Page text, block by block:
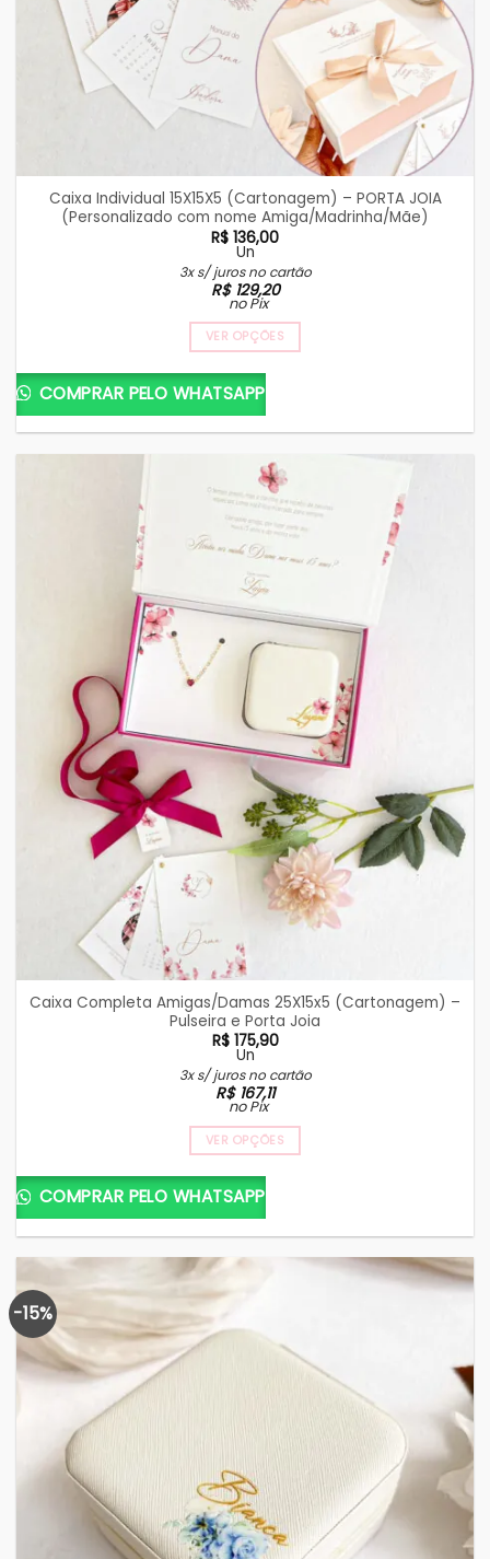
Caixa Individual 15X15X5 (Cartonagem) – PORTA JOIA
(Personalizado com nome Amiga/Madrinha/Mãe)
R$ 136,00
Un
3x s/ juros no cartão
R$129,20
no Pix
VER OPÇÕES
COMPRAR PELO WHATSAPP
Caixa Completa Amigas/Damas 25X15x5 (Cartonagem) –
Pulseira e Porta Joia
R$175,90
Un
3x s/ juros no cartão
R$167,11
no Pix
VER OPÇÕES
COMPRAR PELO WHATSAPP
-15%